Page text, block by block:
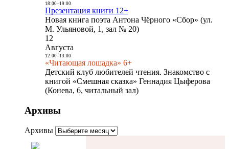
18:00- 19:00
Презентация книги 12+
Новая книга поэта Антона Чёрного «Сбор» (ул.
М. Ульяновой, 1, зал № 20)
12
Августа
12:00- 13:00
«Читающая лошадка» 6+
Детский клуб любителей чтения. Знакомство с
книгой «Смешная сказка» Геннадия Цыферова
(Конева, 6, читальный зал)
Архивы
Архивы